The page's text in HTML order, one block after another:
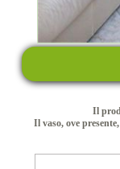
Il
Il vaso, ove